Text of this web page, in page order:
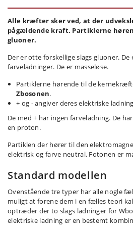
Alle kræfter sker ved, at der
pågældende kraft. Partiklerne
gluoner.
Der er otte forskellige slags gluoner.
farveladninger. De er masseløse.
Partiklerne hørende til de
Zbosonen.
+ og - angiver deres elektriske
De med + har ingen farveladning. De
en proton.
Partiklen der hører til den
elektrisk og farve neutral. Fotonen er
Standard modellen
Ovenstående tre typer har alle nogle
muligt at forene dem i en fælles teori
optræder der to slags ladninger for
elektriske ladning er en bestemt